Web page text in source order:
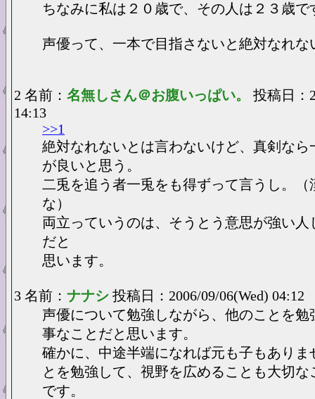
ちなみに私は２０歳で、その人は２３歳で
声優って、一本で目指さないと絶対なれな
2 名前： 名無しさん＠お腹いっぱい。 投稿日：
14:13
>>1
絶対なれないとは言わないけど、真剣なら
が良いと思う。
二兎を追う者一兎をも得ずって言うし。（
な）
両立っていうのは、そうとう意思が強い人
だと
思います。
3 名前： ナナシ 投稿日：2006/09/06(Wed) 04:12
声優について勉強しながら、他のことを勉
事なことだと思います。
確かに、中途半端になれば元も子もありま
とを勉強して、視野を広めることも大切な
です。